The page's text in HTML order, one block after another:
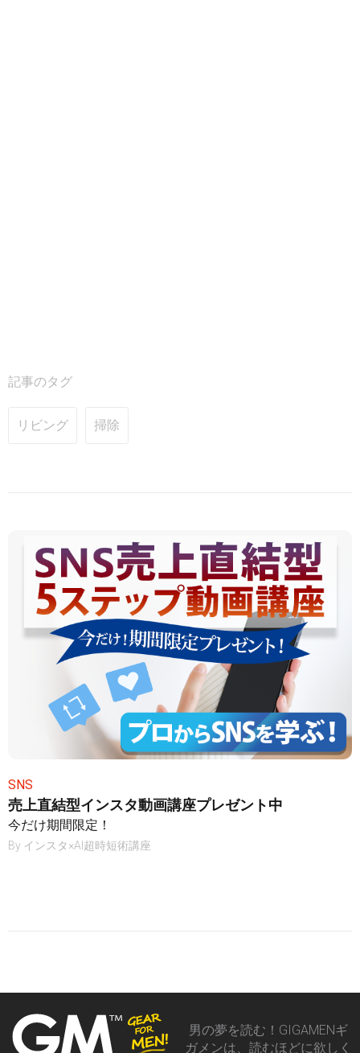
記事のタグ
リビング 掃除
SNS
売上直結型インスタ動画講座プレゼント中
今だけ期間限定！
By インスタ×AI超時短術講座
男の夢を読む！GIGAMENギ
ガメンは、読むほどに欲しく